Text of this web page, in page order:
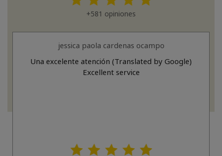
+581 opiniones
jessica paola cardenas ocampo
Una excelente atención (Translated by Google)
Excellent service